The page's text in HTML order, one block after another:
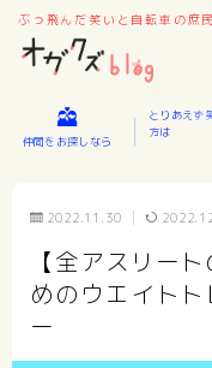
ぶっ飛んだ笑いと自転車の庶
仲間をお探しなら
とりあえず
方は
2022.11.30
【全アスリー
めのウエイト
ー